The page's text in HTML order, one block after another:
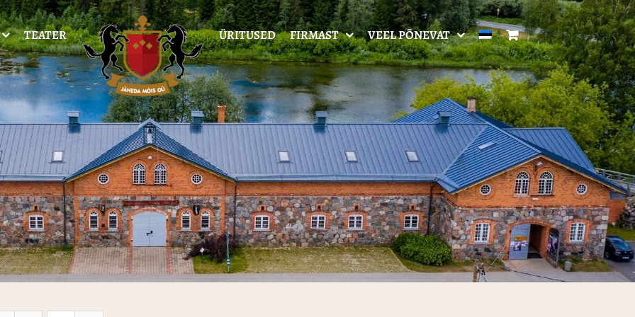
TEATER ÜRITUSED FIRMAST VEEL PÕNEVAT